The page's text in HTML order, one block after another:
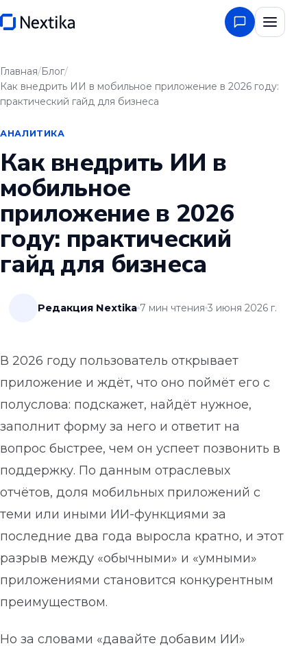
Главная/Блог/
Как внедрить ИИ в мобильное приложение в 2026 году:
практический гайд для бизнеса
АНАЛИТИКА
Как внедрить ИИ в
мобильное
приложение в 2026
году: практический
гайд для бизнеса
Редакция Nextika 7 мин чтения 3 июня 2026 г.
В 2026 году пользователь открывает
приложение и ждёт, что оно поймёт его с
полуслова: подскажет, найдёт нужное,
заполнит форму за него и ответит на
вопрос быстрее, чем он успеет позвонить в
поддержку. По данным отраслевых
отчётов, доля мобильных приложений с
теми или иными ИИ-функциями за
последние два года выросла кратно, и этот
разрыв между «обычными» и «умными»
приложениями становится конкурентным
преимуществом.
Но за словами «давайте добавим ИИ»